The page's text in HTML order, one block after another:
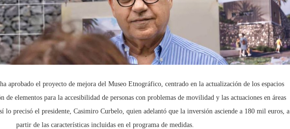
aprobado el proyecto de mejora del Museo Etnográfico, centrado en la actualización de los espacios
de elementos para la accesibilidad de personas con problemas de movilidad y las actuaciones en áreas
lo precisó el presidente, Casimiro Curbelo, quien adelantó que la inversión asciende a 180 mil euros, a
partir de las características incluidas en el programa de medidas.